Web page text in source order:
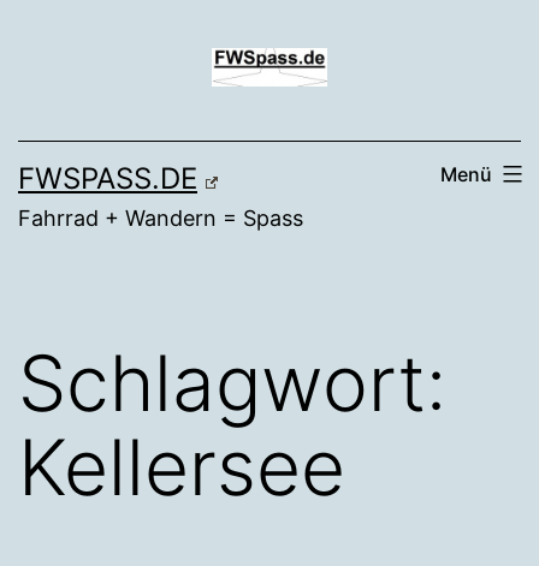
FWSPASS.DE
Fahrrad + Wandern = Spass
Menü
Schlagwort:
Kellersee